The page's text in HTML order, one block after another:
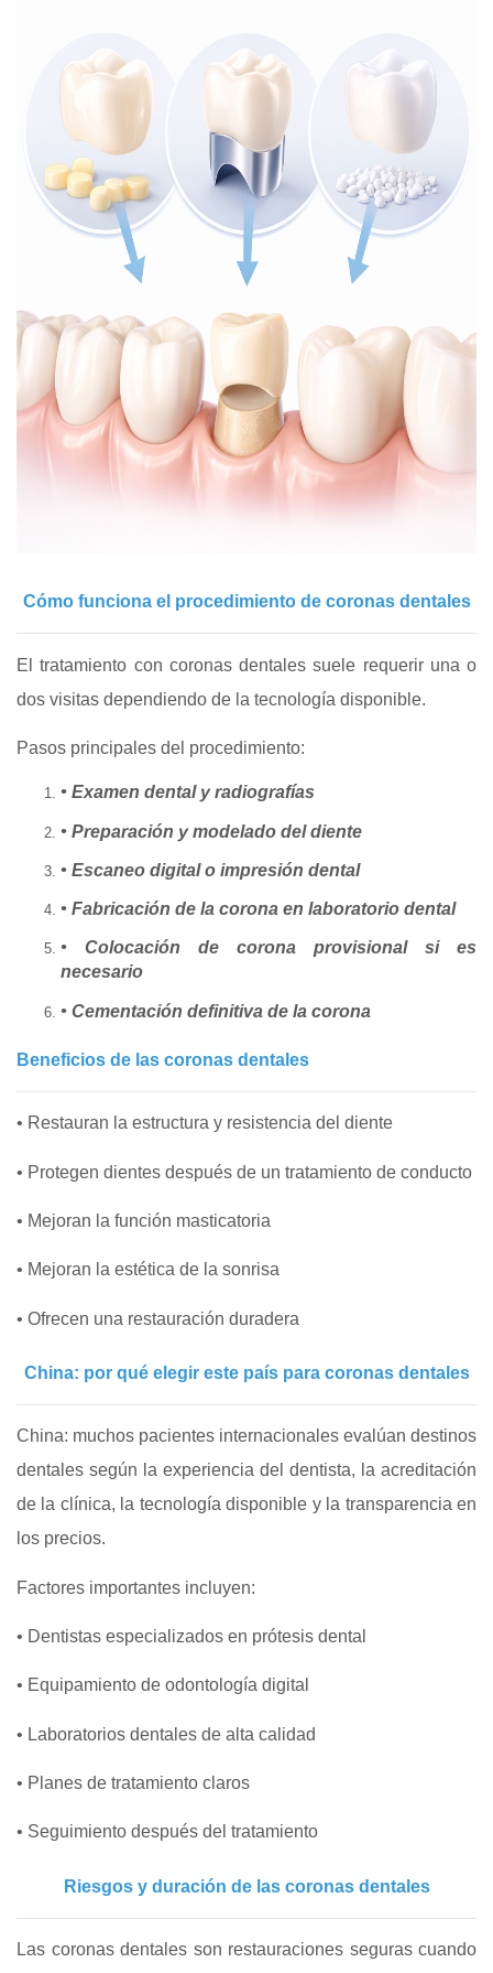
Cómo funciona el procedimiento de coronas dentales
El tratamiento con coronas dentales suele requerir una o
dos visitas dependiendo de la tecnología disponible.
Pasos principales del procedimiento:
• Examen dental y radiografías
• Preparación y modelado del diente
• Escaneo digital o impresión dental
• Fabricación de la corona en laboratorio dental
• Colocación de corona provisional si es
necesario
• Cementación definitiva de la corona
Beneficios de las coronas dentales
• Restauran la estructura y resistencia del diente
• Protegen dientes después de un tratamiento de conducto
• Mejoran la función masticatoria
• Mejoran la estética de la sonrisa
• Ofrecen una restauración duradera
China: por qué elegir este país para coronas dentales
China: muchos pacientes internacionales evalúan destinos
dentales según la experiencia del dentista, la acreditación
de la clínica, la tecnología disponible y la transparencia en
los precios.
Factores importantes incluyen:
• Dentistas especializados en prótesis dental
• Equipamiento de odontología digital
• Laboratorios dentales de alta calidad
• Planes de tratamiento claros
• Seguimiento después del tratamiento
Riesgos y duración de las coronas dentales
Las coronas dentales son restauraciones seguras cuando